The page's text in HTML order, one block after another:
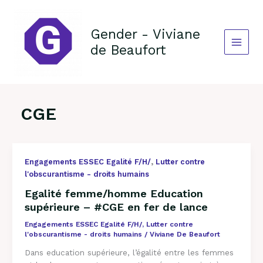
contenu
Gender - Viviane
de Beaufort
CGE
Engagements ESSEC Egalité F/H/, Lutter contre
l'obscurantisme - droits humains
Egalité femme/homme Education
supérieure – #CGE en fer de lance
Engagements ESSEC Egalité F/H/, Lutter contre
l'obscurantisme - droits humains / Viviane De Beaufort
Dans education supérieure, l’égalité entre les femmes
Egalité
femme/homme
supérieure –
#CGE
en
fer